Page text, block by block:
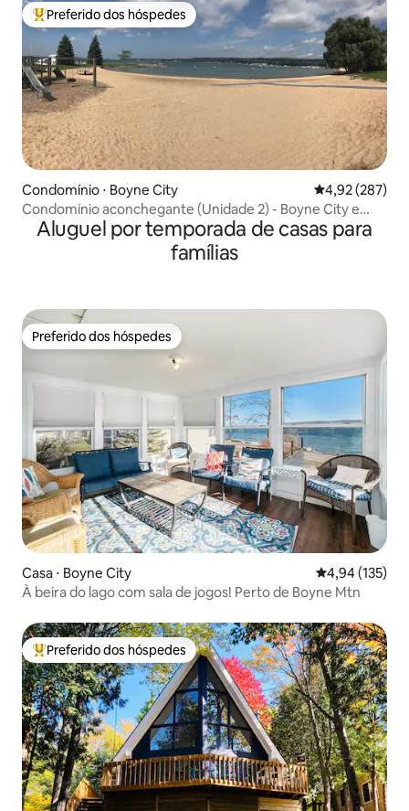
Entre os melhores preferidos dos hóspedes
Preferido dos hóspedes
Condomínio ⋅ Boyne City 4,92 de uma
4,92 (287)
Condomínio aconchegante (Unidade 2) - Boyne City e
Lago Charlevoix
Aluguel por temporada de casas para
famílias
Preferido dos hóspedes
Preferido dos hóspedes
Casa ⋅ Boyne City 4,94 de uma
4,94 (135)
À beira do lago com sala de jogos! Perto de Boyne Mtn
Entre os melhores preferidos dos hóspedes
Preferido dos hóspedes